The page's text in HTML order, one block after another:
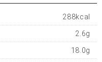
288kcal
2.6g
18.0g